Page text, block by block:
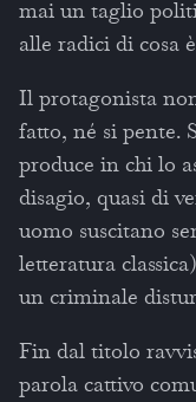
mai un taglio
alle radici di cosa
Il protagonista
fatto, né si pente.
produce in chi lo
disagio, quasi di
uomo suscitano
letteratura
un criminale
Fin dal titolo
parola cattivo